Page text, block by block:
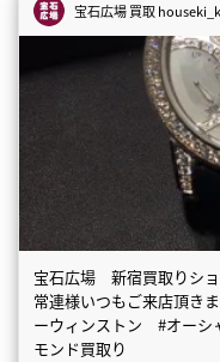
宝石広場 買取
宝石広場 新宿買取りシ
常連様いつもご来店頂き
ーウィンストン #オー
モンド買取り